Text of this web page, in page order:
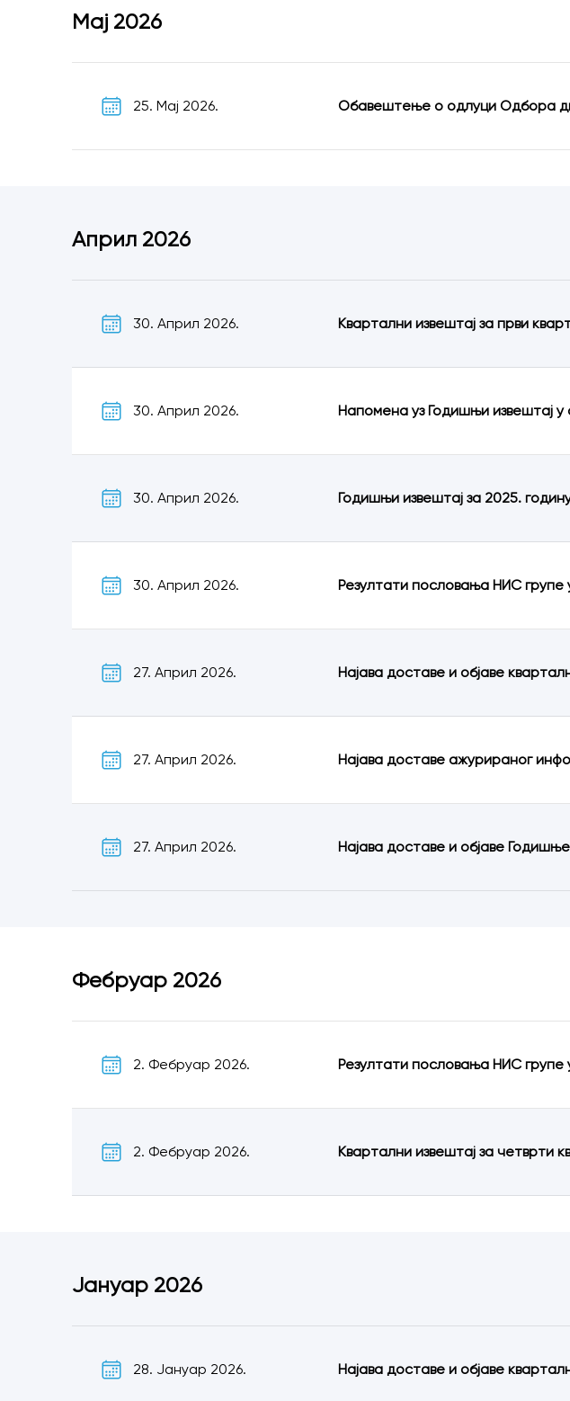
Мај 2026
25. Мај 2026. Обавештење о одлуци Одбора
Април 2026
30. Април 2026. Квартални извештај за први
30. Април 2026. Напомена уз Годишњи извештај
30. Април 2026. Годишњи извештај за 2025.
30. Април 2026. Резултати пословања НИС групе
27. Април 2026. Најава доставе и објаве
27. Април 2026. Најава доставе ажурираног
27. Април 2026. Најава доставе и објаве
Фебруар 2026
2. Фебруар 2026. Резултати пословања НИС групе
2. Фебруар 2026. Квартални извештај за четврти
Јануар 2026
28. Јануар 2026. Најава доставе и објаве